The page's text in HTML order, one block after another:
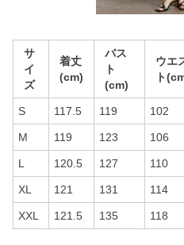
サ
イ
ズ
着丈
(cm)
バス
ト
(cm)
ウエ
ト
S 117.5 119 102
M 119 123 106
L 120.5 127 110
XL 121 131 114
XXL 121.5 135 118